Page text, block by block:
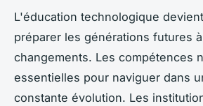
L'éducation technologique
préparer les générations futures
changements. Les compétences
essentielles pour naviguer dans
constante évolution. Les